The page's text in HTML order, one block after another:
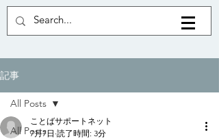
記事
All Posts
All Posts
ことばサポートネット
7月7日 読了時間: 3分